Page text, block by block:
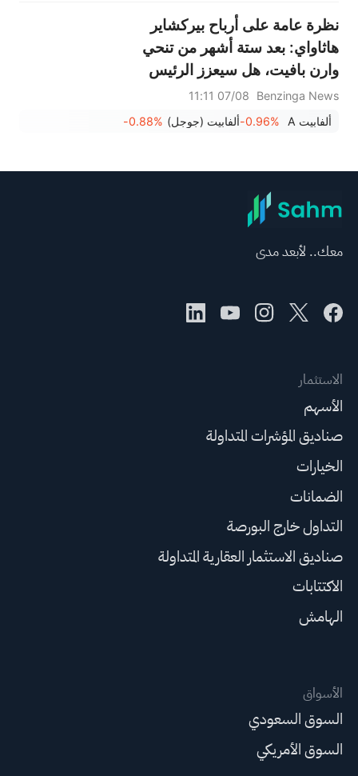
نظرة عامة على أرباح بيركشاير
هاثاواي: بعد ستة أشهر من تنحي
وارن بافيت، هل سيعزز الرئيس
التنفيذي جريج أبيل عمليات إعادة
شراء الأسهم؟
Benzinga News
07/08 11:11
ألفابيت A
-0.96%ألفابيت (جوجل) -0.88%
معك.. لأبعد مدى
الاستثمار
الأسهم
صناديق المؤشرات المتداولة
الخيارات
الضمانات
التداول خارج البورصة
صناديق الاستثمار العقارية المتداولة
الاكتتابات
الهامش
الأسواق
السوق السعودي
السوق الأمريكي